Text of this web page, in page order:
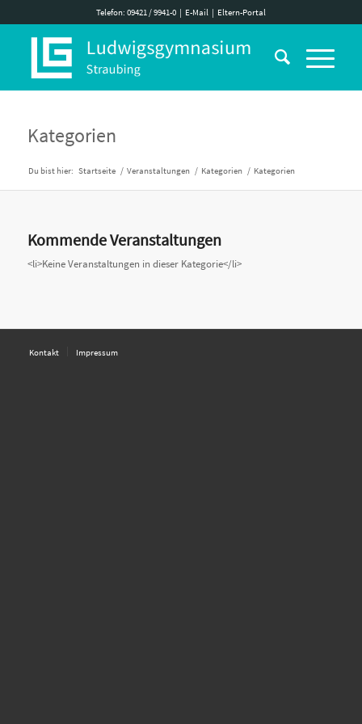
Telefon: 09421 / 9941-0| E-Mail| Eltern-Portal
Kategorien
Du bist hier: Startseite / Veranstaltungen / Kategorien / Kategorien
Kommende Veranstaltungen
<li>Keine Veranstaltungen in dieser Kategorie</li>
Kontakt Impressum